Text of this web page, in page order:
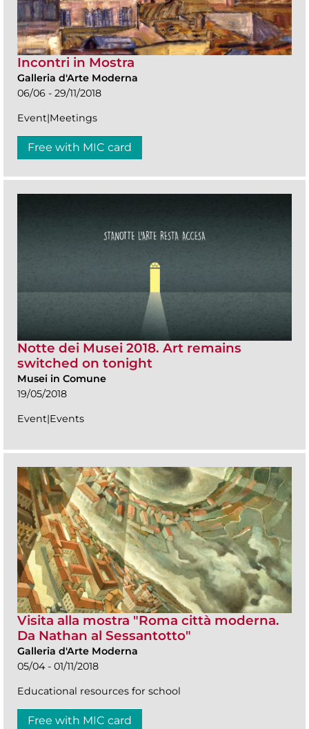
Incontri in Mostra
Galleria d'Arte Moderna
06/06 - 29/11/2018
Event|Meetings
Free with MIC card
Notte dei Musei 2018. Art remains
switched on tonight
Musei in Comune
19/05/2018
Event|Events
Visita alla mostra "Roma città moderna.
Da Nathan al Sessantotto"
Galleria d'Arte Moderna
05/04 - 01/11/2018
Educational resources for school
Free with MIC card